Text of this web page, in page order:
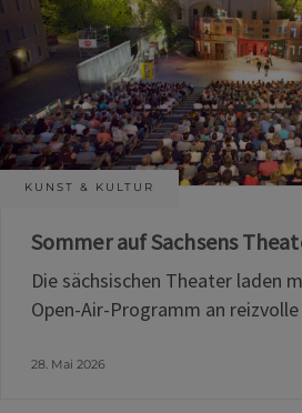
KUNST & KULTUR
Sommer auf Sachsens
Die sächsischen Theater laden
Open-Air-Programm an
28. Mai 2026